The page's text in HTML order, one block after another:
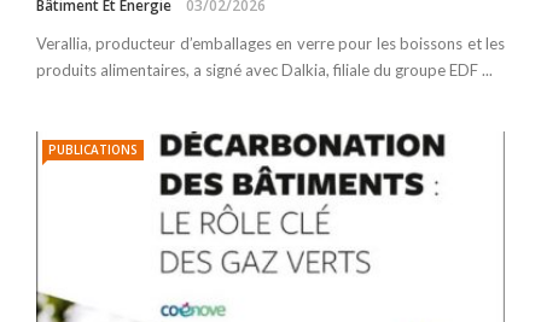
Bâtiment Et Energie 03/02/2026
Verallia, producteur d’emballages en verre pour les boissons et les
produits alimentaires, a signé avec Dalkia, filiale du groupe EDF ...
PUBLICATIONS